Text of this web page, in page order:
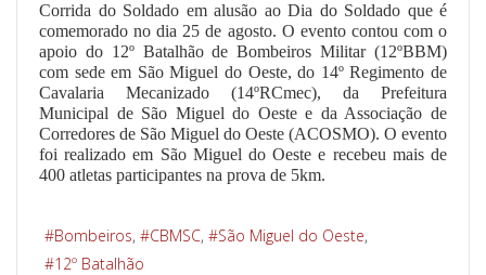
Corrida do Soldado em alusão ao Dia do Soldado que é
comemorado no dia 25 de agosto. O evento contou com o
apoio do 12º Batalhão de Bombeiros Militar (12ºBBM)
com sede em São Miguel do Oeste, do 14º Regimento de
Cavalaria Mecanizado (14ºRCmec), da Prefeitura
Municipal de São Miguel do Oeste e da Associação de
Corredores de São Miguel do Oeste (ACOSMO). O evento
foi realizado em São Miguel do Oeste e recebeu mais de
400 atletas participantes na prova de 5km.
Bombeiros CBMSC
São Miguel do Oeste
12º Batalhão